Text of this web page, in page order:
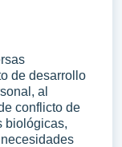
de desarrollo
al
conflicto de
biológicas,